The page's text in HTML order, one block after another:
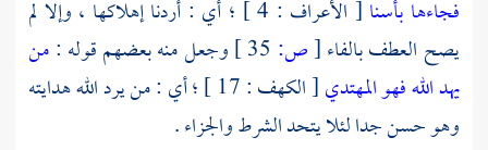
فجاءها بأسنا
[ الأعراف : 4 ] ؛ أي : أردنا إهلاكها ، وإلا لم
يصح العطف بالفاء[ص: وجعل منه بعضهم قوله :من
يهد الله فهو المهتدي
[ الكهف : 17 ] ؛ أي : من يرد الله هدايته
وهو حسن جدا لئلا يتحد الشرط والجزاء .